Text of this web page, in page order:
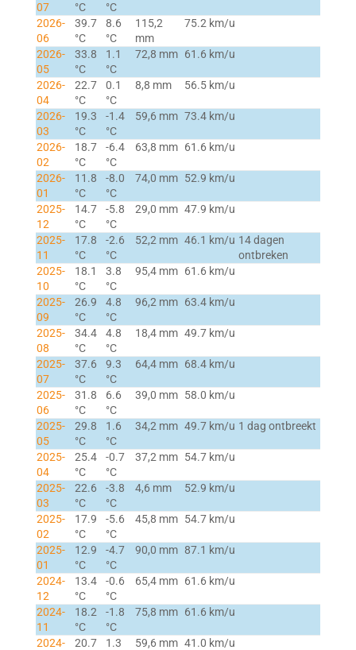
07
°C
°C
2026-
06
39.7
°C
8.6
°C
115,2
mm
75.2 km/u
2026-
05
33.8
°C
1.1
°C
72,8 mm 61.6 km/u
2026-
04
22.7
°C
0.1
°C
8,8 mm 56.5 km/u
2026-
03
19.3
°C
-1.4
°C
59,6 mm 73.4 km/u
2026-
02
18.7
°C
-6.4
°C
63,8 mm 61.6 km/u
2026-
01
11.8
°C
-8.0
°C
74,0 mm 52.9 km/u
2025-
12
14.7
°C
-5.8
°C
29,0 mm 47.9 km/u
2025-
11
17.8
°C
-2.6
°C
52,2 mm 46.1 km/u 14 dagen
ontbreken
2025-
10
18.1
°C
3.8
°C
95,4 mm 61.6 km/u
2025-
09
26.9
°C
4.8
°C
96,2 mm 63.4 km/u
2025-
08
34.4
°C
4.8
°C
18,4 mm 49.7 km/u
2025-
07
37.6
°C
9.3
°C
64,4 mm 68.4 km/u
2025-
06
31.8
°C
6.6
°C
39,0 mm 58.0 km/u
2025-
05
29.8
°C
1.6
°C
34,2 mm 49.7 km/u 1 dag ontbreekt
2025-
04
25.4
°C
-0.7
°C
37,2 mm 54.7 km/u
2025-
03
22.6
°C
-3.8
°C
4,6 mm 52.9 km/u
2025-
02
17.9
°C
-5.6
°C
45,8 mm 54.7 km/u
2025-
01
12.9
°C
-4.7
°C
90,0 mm 87.1 km/u
2024-
12
13.4
°C
-0.6
°C
65,4 mm 61.6 km/u
2024-
11
18.2
°C
-1.8
°C
75,8 mm 61.6 km/u
2024-
20.7
1.3
59,6 mm 41.0 km/u